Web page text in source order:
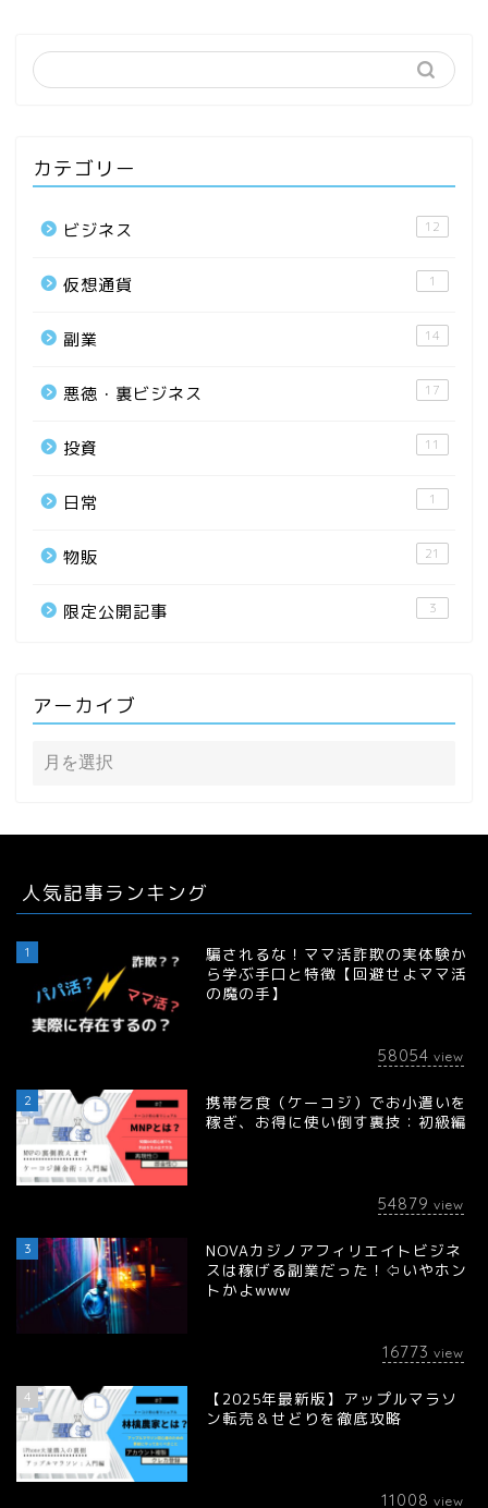
カテゴリー
ビジネス 12
仮想通貨 1
副業 14
悪徳・裏ビジネス 17
投資 11
日常 1
物販 21
限定公開記事 3
アーカイブ
人気記事ランキング
1
騙されるな！ママ活詐欺の実体験か
ら学ぶ手口と特徴【回避せよママ活
の魔の手】
58054 view
2
携帯乞食（ケーコジ）でお小遣いを
稼ぎ、お得に使い倒す裏技：初級編
54879 view
3
NOVAカジノアフィリエイトビジネ
スは稼げる副業だった！⇦いやホン
トかよwww
16773 view
4
【2025年最新版】アップルマラソ
ン転売＆せどりを徹底攻略
11008 view